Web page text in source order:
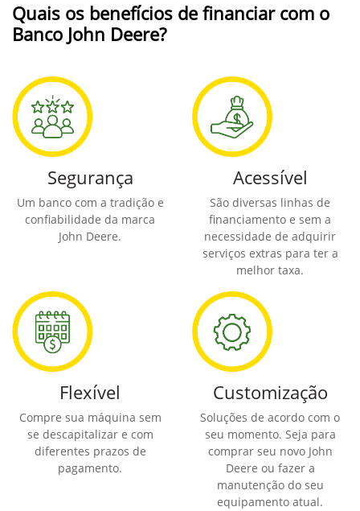
Quais os benefícios de financiar com o
Banco John Deere?
Segurança
Um banco com a tradição e
confiabilidade da marca
John Deere.
Acessível
São diversas linhas de
financiamento e sem a
necessidade de adquirir
serviços extras para ter a
melhor taxa.
Flexível
Compre sua máquina sem
se descapitalizar e com
diferentes prazos de
pagamento.
Customização
Soluções de acordo com o
seu momento. Seja para
comprar seu novo John
Deere ou fazer a
manutenção do seu
equipamento atual.